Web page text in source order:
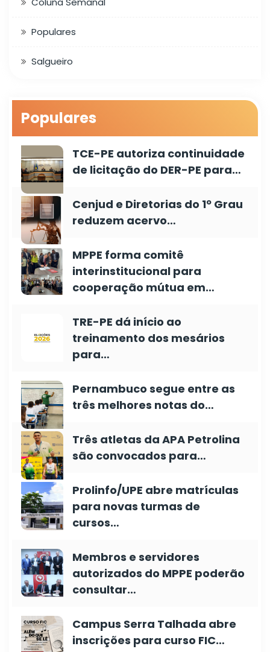
Populares
Salgueiro
Populares
TCE-PE autoriza continuidade
de licitação do DER-PE para…
Cenjud e Diretorias do 1º Grau
reduzem acervo…
MPPE forma comitê
interinstitucional para
cooperação mútua em…
TRE-PE dá início ao
treinamento dos mesários
para…
Pernambuco segue entre as
três melhores notas do…
Três atletas da APA Petrolina
são convocados para…
Prolinfo/UPE abre matrículas
para novas turmas de
cursos…
Membros e servidores
autorizados do MPPE poderão
consultar…
Campus Serra Talhada abre
inscrições para curso FIC…